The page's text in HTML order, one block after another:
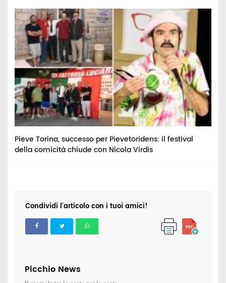
Pieve Torina, successo per Pievetoridens: il festival
della comicità chiude con Nicola Virdis
Condividi l'articolo con i tuoi amici!
Picchio News